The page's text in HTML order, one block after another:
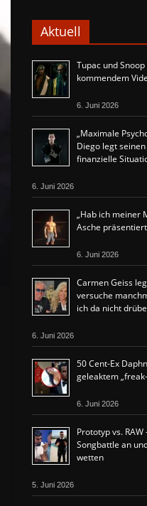
Aktuell
Tupac und
kommendem
6. Juni 2026
„Maximale
Diego legt
finanzielle
6. Juni 2026
„Hab ich meiner
Asche
6. Juni 2026
Carmen Geiss
versuche
ich da nicht
6. Juni 2026
50 Cent-Ex
geleaktem
6. Juni 2026
Prototyp vs.
Songbattle an
wetten
5. Juni 2026